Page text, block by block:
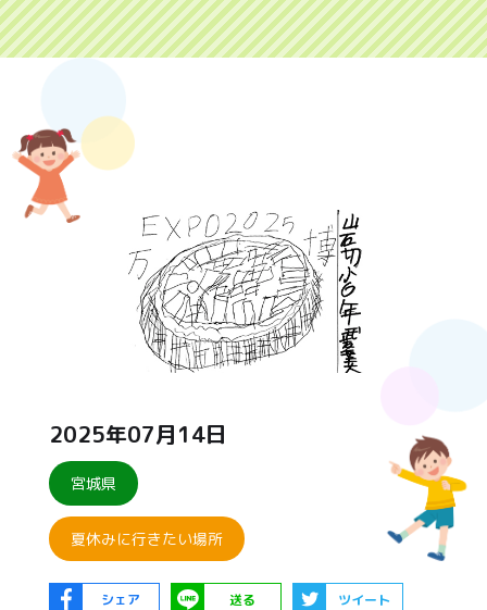
2025年07月14日
宮城県
夏休みに行きたい場所
シェア 送る ツイート